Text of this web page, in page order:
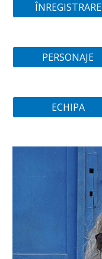
ÎNREGISTRARE
PERSONAJE
ECHIPA